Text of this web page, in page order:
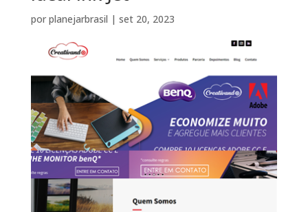
por planejarbrasil | set 20, 2023